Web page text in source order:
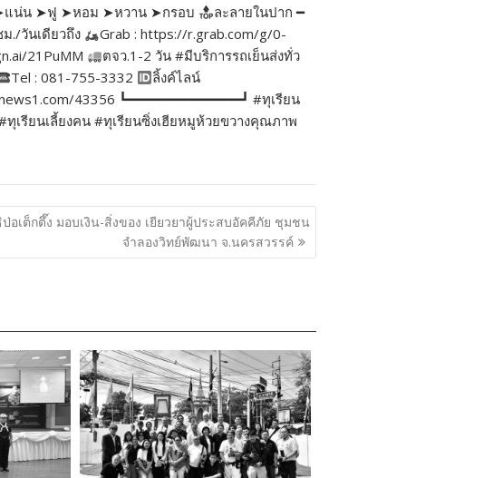
➤แน่น ➤ฟู ➤หอม ➤หวาน ➤กรอบ
ละลายในปาก ━
./วันเดียวถึง
Grab : https://r.grab.com/g/0-
21PuMM
ตจว.1-2 วัน #มีบริการรถเย็นส่งทั่ว
Tel : 081-755-3332
ลิ้งค์ไลน์
43356 ┗━━━━━━━━━━━━━━┛ #ทุเรียน
เรียนเลี้ยงคน #ทุเรียนซิ่งเฮียหมูห้วยขวางคุณภาพ
อเต็กตึ๊ง มอบเงิน-สิ่งของ เยียวยาผู้ประสบอัคคีภัย ชุมชน
จำลองวิทย์พัฒนา จ.นครสวรรค์